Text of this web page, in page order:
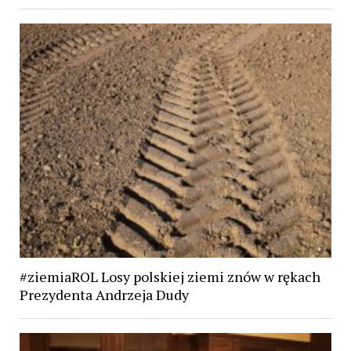
#ziemiaROL Losy polskiej ziemi znów w rękach
Prezydenta Andrzeja Dudy